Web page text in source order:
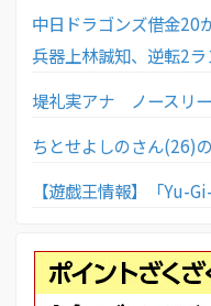
中日ドラゴンズ借金20
兵器上林誠知、逆転2ラ
堤礼実アナ ノースリー
ちとせよしのさん(26)
【遊戯王情報】「Yu-